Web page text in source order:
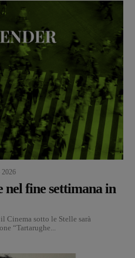
2026
nel fine settimana in
Cinema sotto le Stelle sarà
“Tartarughe...